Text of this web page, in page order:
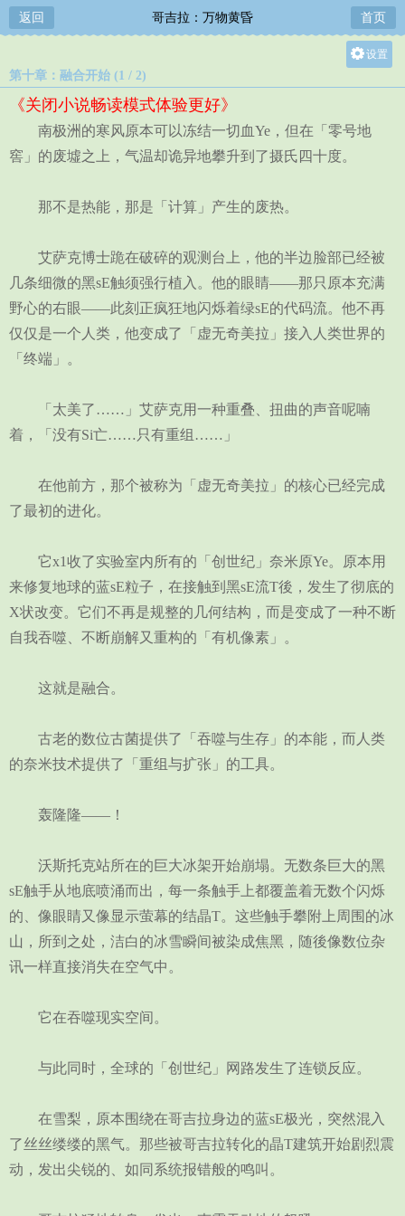
返回 哥吉拉：万物黄昏 首页
设置
中
第十章：融合开始 (1 / 2)
《关闭小说畅读模式体验更好》
南极洲的寒风原本可以冻结一切血Ye，但在「零号地
窖」的废墟之上，气温却诡异地攀升到了摄氏四十度。
那不是热能，那是「计算」产生的废热。
艾萨克博士跪在破碎的观测台上，他的半边脸部已经被
几条细微的黑sE触须强行植入。他的眼睛——那只原本充满
野心的右眼——此刻正疯狂地闪烁着绿sE的代码流。他不再
仅仅是一个人类，他变成了「虚无奇美拉」接入人类世界的
「终端」。
「太美了……」艾萨克用一种重叠、扭曲的声音呢喃
着，「没有Si亡……只有重组……」
在他前方，那个被称为「虚无奇美拉」的核心已经完成
了最初的进化。
它x1收了实验室内所有的「创世纪」奈米原Ye。原本用
来修复地球的蓝sE粒子，在接触到黑sE流T後，发生了彻底的
X状改变。它们不再是规整的几何结构，而是变成了一种不断
自我吞噬、不断崩解又重构的「有机像素」。
这就是融合。
古老的数位古菌提供了「吞噬与生存」的本能，而人类
的奈米技术提供了「重组与扩张」的工具。
轰隆隆——！
沃斯托克站所在的巨大冰架开始崩塌。无数条巨大的黑
sE触手从地底喷涌而出，每一条触手上都覆盖着无数个闪烁
的、像眼睛又像显示萤幕的结晶T。这些触手攀附上周围的冰
山，所到之处，洁白的冰雪瞬间被染成焦黑，随後像数位杂
讯一样直接消失在空气中。
它在吞噬现实空间。
与此同时，全球的「创世纪」网路发生了连锁反应。
在雪梨，原本围绕在哥吉拉身边的蓝sE极光，突然混入
了丝丝缕缕的黑气。那些被哥吉拉转化的晶T建筑开始剧烈震
动，发出尖锐的、如同系统报错般的鸣叫。